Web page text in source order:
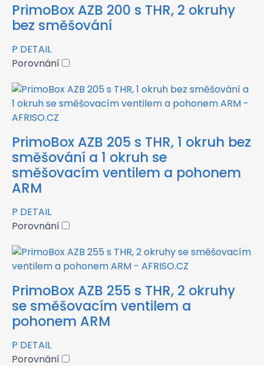
PrimoBox AZB 200 s THR, 2 okruhy
bez směšování
P DETAIL
Porovnání
PrimoBox AZB 205 s THR, 1 okruh bez
směšování a 1 okruh se
směšovacím ventilem a pohonem
ARM
P DETAIL
Porovnání
PrimoBox AZB 255 s THR, 2 okruhy
se směšovacím ventilem a
pohonem ARM
P DETAIL
Porovnání